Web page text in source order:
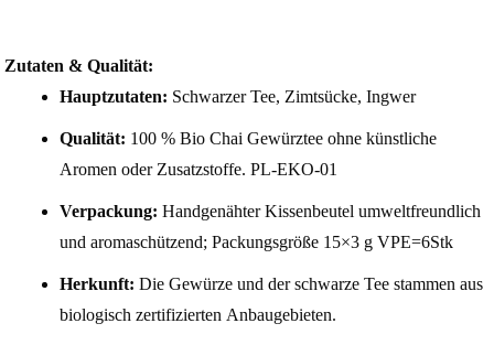
Zutaten & Qualität:
Hauptzutaten: Schwarzer Tee, Zimtsücke, Ingwer
Qualität: 100 % Bio Chai Gewürztee ohne künstliche
Aromen oder Zusatzstoffe. PL-EKO-01
Verpackung: Handgenähter Kissenbeutel umweltfreundlich
und aromaschützend; Packungsgröße 15×3 g VPE=6Stk
Herkunft: Die Gewürze und der schwarze Tee stammen aus
biologisch zertifizierten Anbaugebieten.